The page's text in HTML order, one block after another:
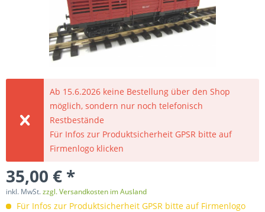
Ab 15.6.2026 keine Bestellung über den Shop
möglich, sondern nur noch telefonisch
Restbestände
Für Infos zur Produktsicherheit GPSR bitte auf
Firmenlogo klicken
35,00 € *
inkl. MwSt.zzgl. Versandkosten im Ausland
Für Infos zur Produktsicherheit GPSR bitte auf Firmenlogo